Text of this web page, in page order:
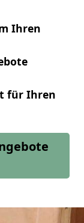
Ihren
für Ihren